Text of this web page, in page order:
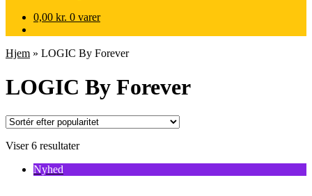
0,00 kr. 0 varer
Hjem » LOGIC By Forever
LOGIC By Forever
Viser 6 resultaterSorteret
Nyhed